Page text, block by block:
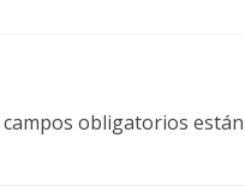
campos obligatorios